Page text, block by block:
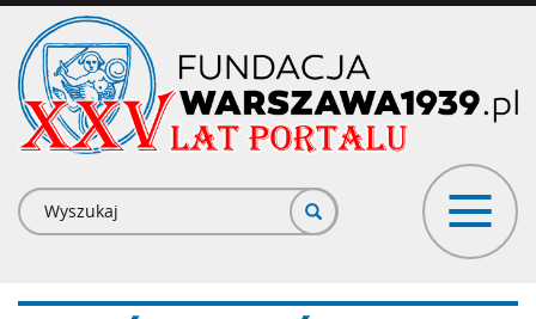
Przejdź
treści
Formularz
wyszukiwania